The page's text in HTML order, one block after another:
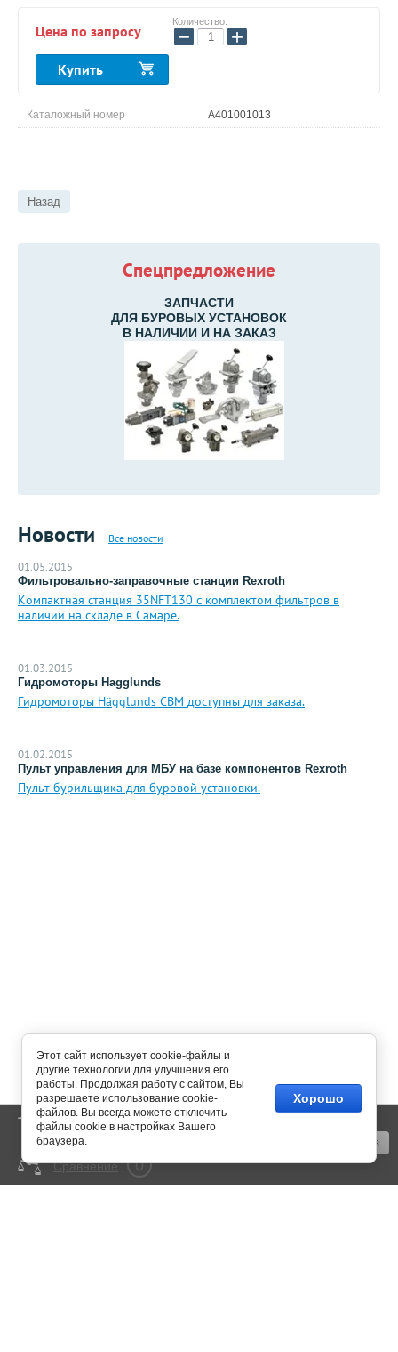
Спецпредложение
ЗАПЧАСТИ
ДЛЯ БУРОВЫХ УСТАНОВОК
В НАЛИЧИИ И НА ЗАКАЗ
Новости Все новости
01.05.2015
Фильтровально-заправочные станции Rexroth
Компактная станция 35NFT130 с комплектом фильтров в
наличии на складе в Самаре.
01.03.2015
Гидромоторы Hagglunds
Гидромоторы Hägglunds CBM доступны для заказа.
01.02.2015
Пульт управления для МБУ на базе компонентов Rexroth
Пульт бурильщика для буровой установки.
Оформить заказ
Корзина 0 пусто
Сравнение 0
Цена по запросу
Количество:
− +
Купить
Каталожный номер A401001013
Назад
Этот сайт использует cookie-файлы и
другие технологии для улучшения его
работы. Продолжая работу с сайтом, Вы
разрешаете использование cookie-
файлов. Вы всегда можете отключить
файлы cookie в настройках Вашего
браузера.
Хорошо